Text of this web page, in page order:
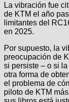
La vibración fue
de KTM el año
limitantes del
en 2025.
Por supuesto, la
preocupación de
si persiste – o si
otra forma de
el problema de
piloto de KTM